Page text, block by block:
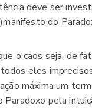
deve ser
do
o caos seja, de
eles
máxima um
Paradoxo pela